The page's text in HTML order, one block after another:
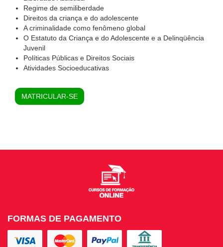
Regime de semiliberdade
Direitos da criança e do adolescente
A criminalidade como fenômeno global
O Estatuto da Criança e do Adolescente e a Delinqüência
Juvenil
Políticas Públicas e Direitos Sociais
Atividades Socioeducativas
MATRICULAR-SE
FORMAS DE PAGAMENTO